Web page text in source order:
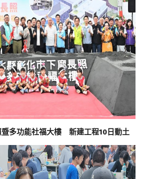
暨多功能社福大樓 新建工程10日動土